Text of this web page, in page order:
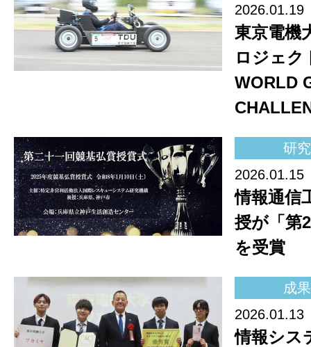
2026.01.19
東京電機
ロジェク
WORLD
研究
2026.01.15
情報通信
授が「第
を受賞
成果
2026.01.13
情報シス